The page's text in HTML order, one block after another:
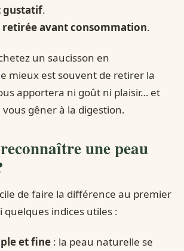
gustatif.
retirée avant consommation.
un saucisson en
mieux est souvent de retirer la
apportera ni goût ni plaisir… et
gêner à la digestion.
une peau
de faire la différence au premier
quelques indices utiles :
et fine : la peau naturelle se